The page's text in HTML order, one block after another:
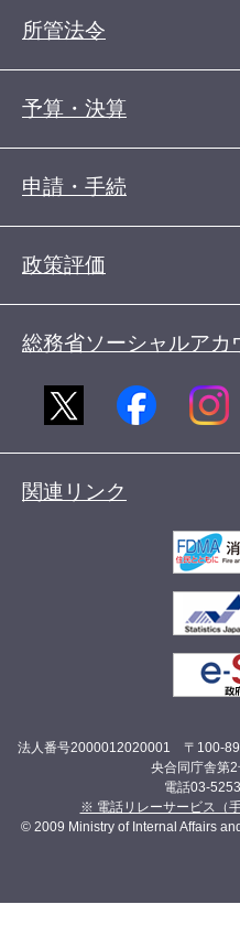
所管法令
予算・決算
申請・手続
政策評価
総務省ソーシャルアカ
関連リンク
法人番号2000012020001 〒100-
央合同庁舎第2
電話03-
※ 電話リレーサービス（
© 2009 Ministry of Internal Affairs